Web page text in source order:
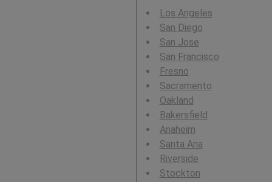
Los Angeles
San Diego
San Jose
San Francisco
Fresno
Sacramento
Oakland
Bakersfield
Anaheim
Santa Ana
Riverside
Stockton